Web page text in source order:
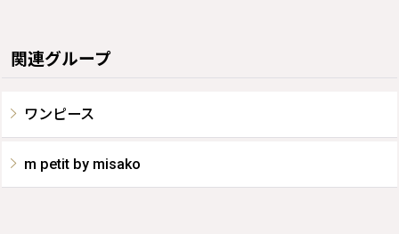
関連グループ
ワンピース
m petit by misako